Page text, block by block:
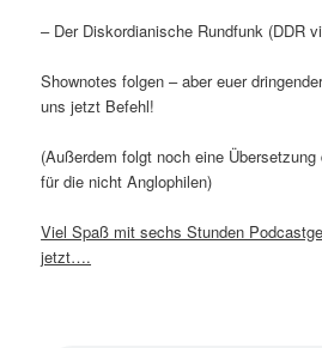
– Der Diskordianische Rundfunk (DDR
Shownotes folgen – aber euer
uns jetzt Befehl!
(Außerdem folgt noch eine
für die nicht Anglophilen)
Viel Spaß mit sechs Stunden
jetzt….